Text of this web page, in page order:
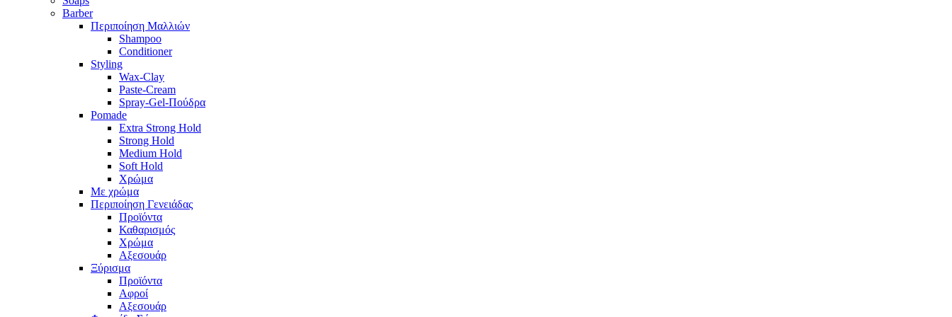
Barber
Περιποίηση Μαλλιών
Shampoo
Conditioner
Styling
Wax-Clay
Paste-Cream
Spray-Gel-Πούδρα
Pomade
Extra Strong Hold
Strong Hold
Medium Hold
Soft Hold
Χρώμα
Με χρώμα
Περιποίηση Γενειάδας
Προϊόντα
Καθαρισμός
Χρώμα
Αξεσουάρ
Ξύρισμα
Προϊόντα
Αφροί
Αξεσουάρ